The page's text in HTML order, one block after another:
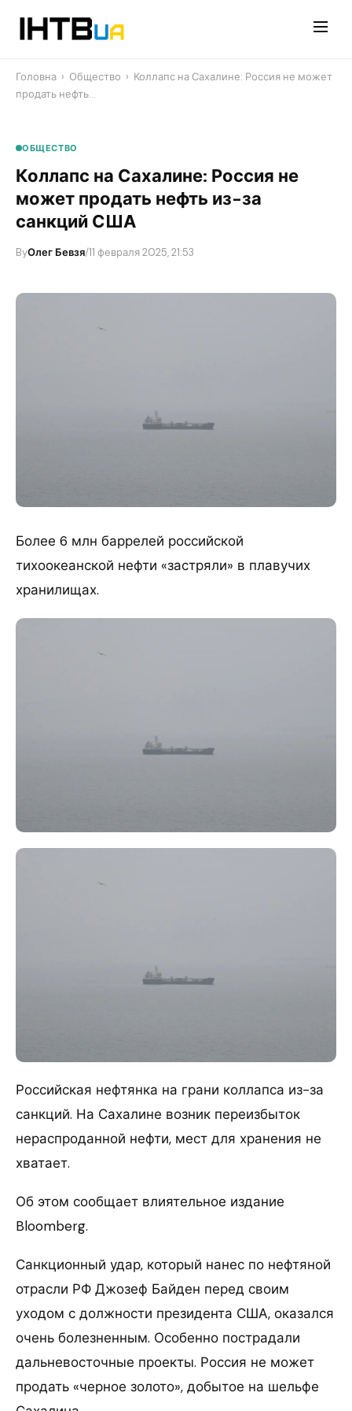
Головна › Общество › ​Коллапс на Сахалине: Россия не может
продать нефть…
ОБЩЕСТВО
​Коллапс на Сахалине: Россия не
может продать нефть из-за
санкций США
ByОлег Бевзя/11 февраля 2025, 21:53
Более 6 млн баррелей российской
тихоокеанской нефти «застряли» в плавучих
хранилищах.
Российская нефтянка на грани коллапса из-за
санкций. На Сахалине возник переизбыток
нераспроданной нефти, мест для хранения не
хватает.
Об этом сообщает влиятельное издание
Bloomberg.
Санкционный удар, который нанес по нефтяной
отрасли РФ Джозеф Байден перед своим
уходом с должности президента США, оказался
очень болезненным. Особенно пострадали
дальневосточные проекты. Россия не может
продать «черное золото», добытое на шельфе